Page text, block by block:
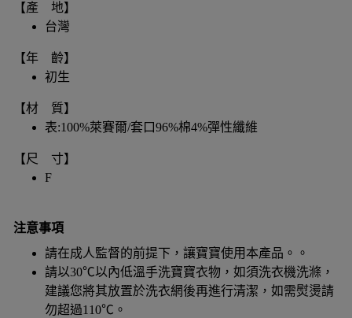
【產 地】
台灣
【年 齡】
初生
【材 質】
表:100%萊賽爾/套口96%棉4%彈性纖維
【尺 寸】
F
注意事項
請在成人監督的前提下，讓寶寶使用本產品。。
請以30℃以內低溫手洗寶寶衣物，如須洗衣機洗滌，
建議您將其放置於洗衣網後再進行清潔，如需熨燙請
勿超過110℃。